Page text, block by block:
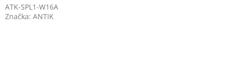
ATK-SPL1-W16A
Značka: ANTIK